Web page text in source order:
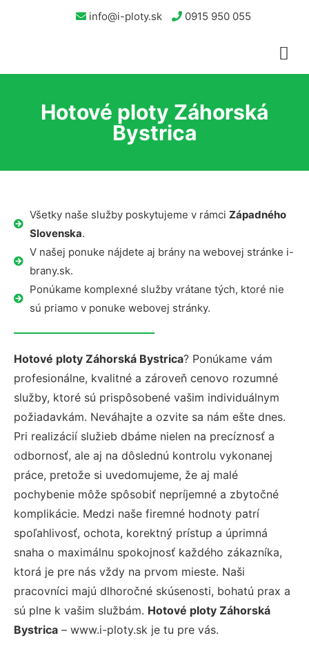
info@i-ploty.sk 0915 950 055
Hotové ploty Záhorská
Bystrica
Všetky naše služby poskytujeme v rámci Západného
Slovenska.
V našej ponuke nájdete aj brány na webovej stránke i-
brany.sk.
Ponúkame komplexné služby vrátane tých, ktoré nie
sú priamo v ponuke webovej stránky.
Hotové ploty Záhorská Bystrica? Ponúkame vám
profesionálne, kvalitné a zároveň cenovo rozumné
služby, ktoré sú prispôsobené vašim individuálnym
požiadavkám. Neváhajte a ozvite sa nám ešte dnes.
Pri realizácií služieb dbáme nielen na precíznosť a
odbornosť, ale aj na dôslednú kontrolu vykonanej
práce, pretože si uvedomujeme, že aj malé
pochybenie môže spôsobiť nepríjemné a zbytočné
komplikácie. Medzi naše firemné hodnoty patrí
spoľahlivosť, ochota, korektný prístup a úprimná
snaha o maximálnu spokojnosť každého zákazníka,
ktorá je pre nás vždy na prvom mieste. Naši
pracovníci majú dlhoročné skúsenosti, bohatú prax a
sú plne k vašim službám. Hotové ploty Záhorská
Bystrica – www.i-ploty.sk je tu pre vás.